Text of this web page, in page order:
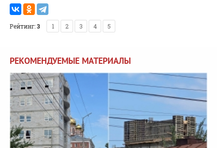
Рейтинг:3 1 2 3 4 5
РЕКОМЕНДУЕМЫЕ МАТЕРИАЛЫ